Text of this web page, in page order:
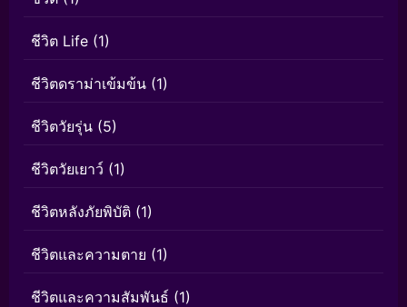
ชีวิต Life (1)
ชีวิตดราม่าเข้มข้น (1)
ชีวิตวัยรุ่น (5)
ชีวิตวัยเยาว์ (1)
ชีวิตหลังภัยพิบัติ (1)
ชีวิตและความตาย (1)
ชีวิตและความสัมพันธ์ (1)